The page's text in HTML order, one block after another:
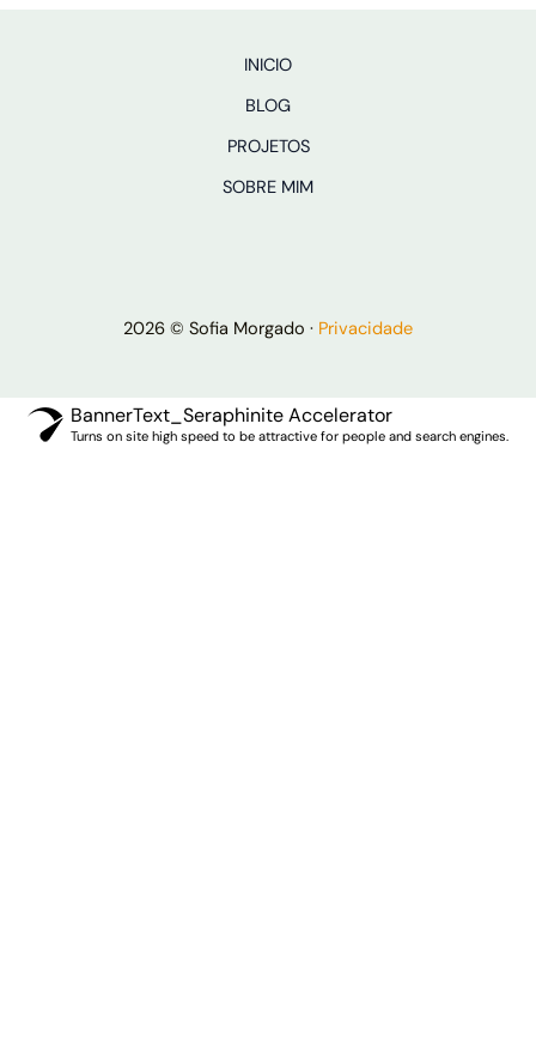
INICIO
BLOG
PROJETOS
SOBRE MIM
2026 © Sofia Morgado · Privacidade
BannerText_Seraphinite Accelerator
Turns on site high speed to be attractive for people and search engines.